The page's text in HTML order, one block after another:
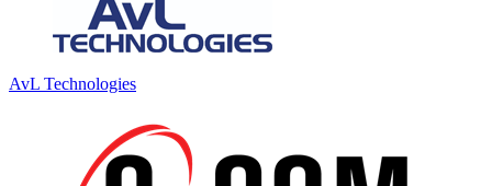
AvL Technologies